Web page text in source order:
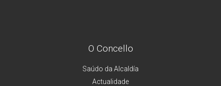
O Concello
Saúdo da Alcaldía
Actualidade